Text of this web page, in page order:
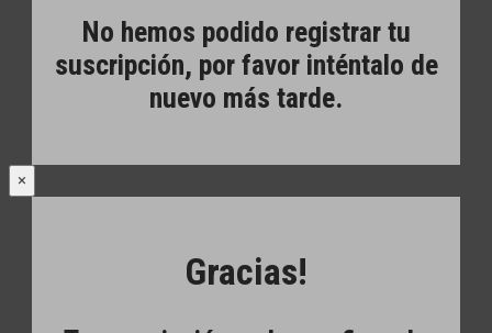
No hemos podido registrar tu
suscripción, por favor inténtalo de
nuevo más tarde.
×
Gracias!